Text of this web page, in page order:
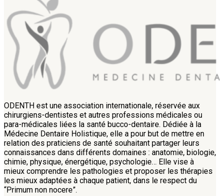
ODENTH est une association internationale, réservée aux
chirurgiens-dentistes et autres professions médicales ou
para-médicales liées la santé bucco-dentaire. Dédiée à la
Médecine Dentaire Holistique, elle a pour but de mettre en
relation des praticiens de santé souhaitant partager leurs
connaissances dans différents domaines : anatomie, biologie,
chimie, physique, énergétique, psychologie… Elle vise à
mieux comprendre les pathologies et proposer les thérapies
les mieux adaptées à chaque patient, dans le respect du
“Primum non nocere”.